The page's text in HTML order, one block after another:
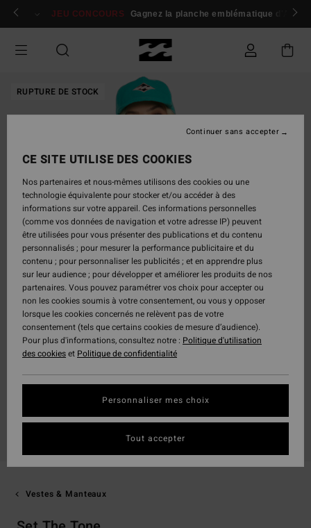
Passer
Se connecter / s'inscrire
JEU CONCOURS Gagnez la planche emblématique d'Andy
RUPTURE DE STOCK
Vestes & Manteaux
CE SITE UTILISE DES COOKIES
Nos partenaires et nous-mêmes utilisons des cookies ou une
technologie équivalente pour stocker et/ou accéder à des
informations sur votre appareil. Ces informations personnelles
(comme vos données de navigation et votre adresse IP) peuvent
être utilisées pour vous présenter des publications et du contenu
personnalisés ; pour mesurer la performance publicitaire et du
contenu ; pour personnaliser les publicités ; et en apprendre plus
sur leur audience ; pour développer et améliorer les produits de nos
partenaires. Vous pouvez paramétrer vos choix pour accepter ou
non les cookies soumis à votre consentement, ou vous y opposer
lorsque les cookies concernés ne relèvent pas de votre
consentement (tels que certains cookies de mesure d’audience).
Pour plus d'informations, consultez notre : Politique d'utilisation
des cookieset Politique de confidentialité
Personnaliser mes choix
Continuer sans accepter
Tout accepter